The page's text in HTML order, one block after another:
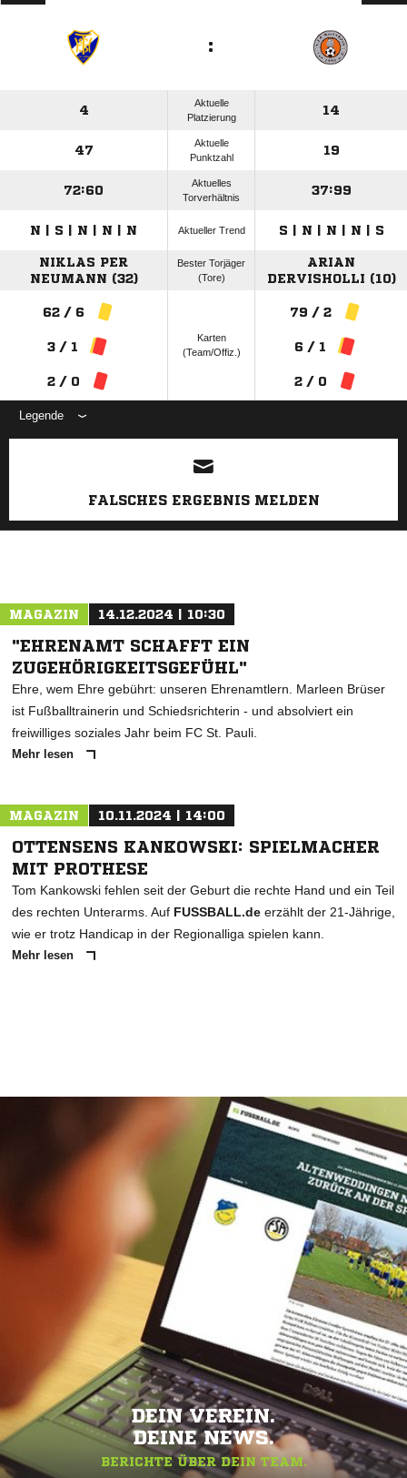
:
4
Aktuelle
Platzierung
14
47
Aktuelle
Punktzahl
19
72:60
Aktuelles
Torverhältnis
37:99
N | S | N | N | N Aktueller Trend S | N | N | N | S
NIKLAS PER
NEUMANN (32)
Bester Torjäger
(Tore)
ARIAN
DERVISHOLLI (10)
62 / 6
3 / 1
2 / 0
Karten
(Team/Offiz.)
79 / 2
6 / 1
2 / 0
Legende
ANZEIGE
FALSCHES ERGEBNIS MELDEN
MAGAZIN 14.12.2024 | 10:30
"EHRENAMT SCHAFFT EIN
ZUGEHÖRIGKEITSGEFÜHL"
Ehre, wem Ehre gebührt: unseren Ehrenamtlern. Marleen Brüser
ist Fußballtrainerin und Schiedsrichterin - und absolviert ein
freiwilliges soziales Jahr beim FC St. Pauli.
Mehr lesen
MAGAZIN 10.11.2024 | 14:00
OTTENSENS KANKOWSKI: SPIELMACHER
MIT PROTHESE
Tom Kankowski fehlen seit der Geburt die rechte Hand und ein Teil
des rechten Unterarms. Auf FUSSBALL.de erzählt der 21-Jährige,
wie er trotz Handicap in der Regionalliga spielen kann.
Mehr lesen
DEIN VEREIN.
DEINE NEWS.
BERICHTE ÜBER DEIN TEAM.